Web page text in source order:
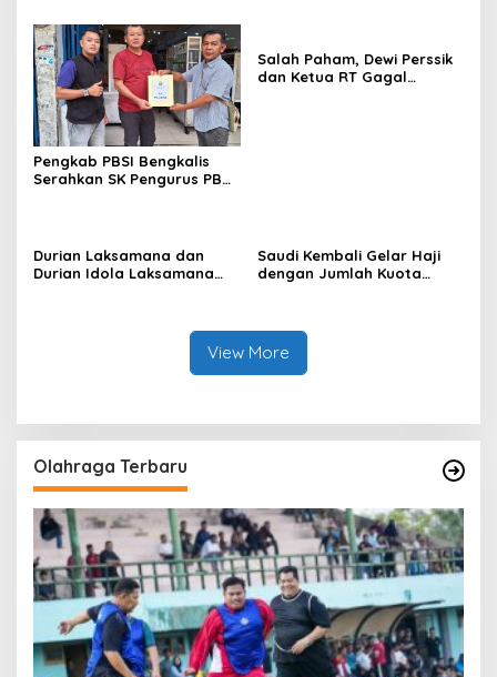
dan Penguatan Ekonomi.
Pengkab PBSI Bengkalis
Serahkan SK Pengurus PB
Salah Paham, Dewi Perssik
dan Ketua RT Gagal
Durian Laksamana dan
Durian Idola Laksamana
Saudi Kembali Gelar Haji
dengan Jumlah Kuota
View More
Olahraga Terbaru